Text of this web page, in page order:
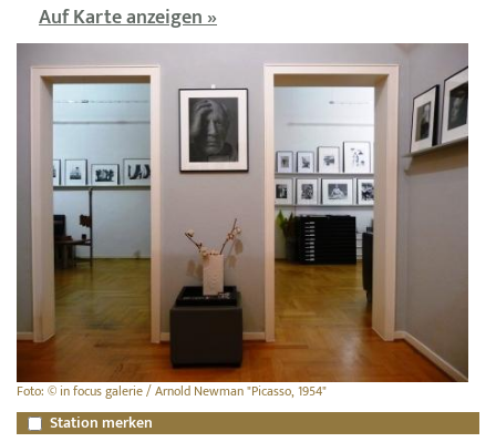
Auf Karte anzeigen »
Foto: © in focus galerie / Arnold Newman "Picasso, 1954"
Station merken